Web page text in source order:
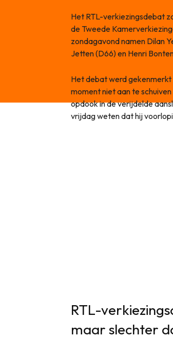
Het RTL-verkiezingsdebat
de Tweede
zondagavond namen Dilan
Jetten (D66) en Henri
Het debat werd
moment niet aan te
opdook in de verijdelde
vrijdag weten dat hij
RTL-
maar slechter